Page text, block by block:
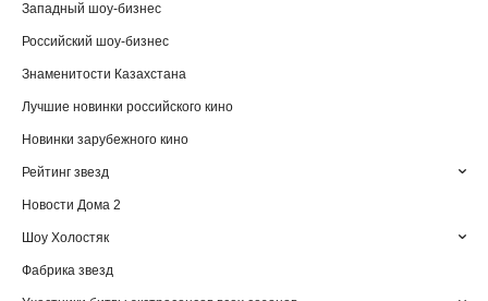
Западный шоу-бизнес
Российский шоу-бизнес
Знаменитости Казахстана
Лучшие новинки российского кино
Новинки зарубежного кино
Рейтинг звезд
Новости Дома 2
Шоу Холостяк
Фабрика звезд